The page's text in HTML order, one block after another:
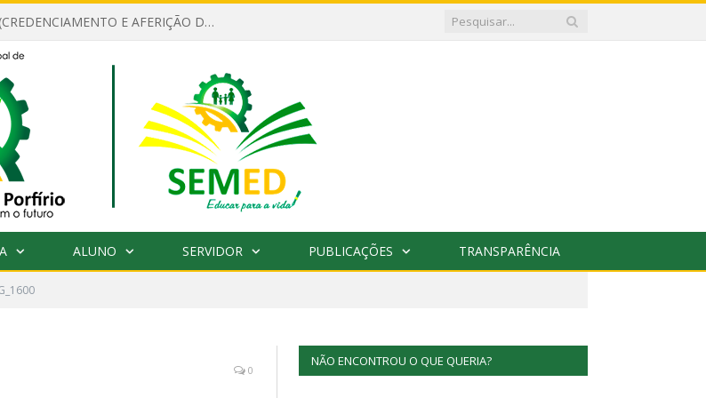
EDITAL Nº 001/2025 – SEMED (CREDENCIAMENTO E AFERIÇÃO DE CRITÉRIOS TÉCNICOS DE MÉRITO E DESEMPENHO PARA PROVIMENTO DO CARGO OU FUNÇÃO DE GESTOR ESCOLAR DAS UNIDADES DE ENSINO DA REDE MUNICIPAL DE SENADOR JO)
ALUNO SERVIDOR PUBLICAÇÕES TRANSPARÊNCIA
0
NÃO ENCONTROU O QUE QUERIA?